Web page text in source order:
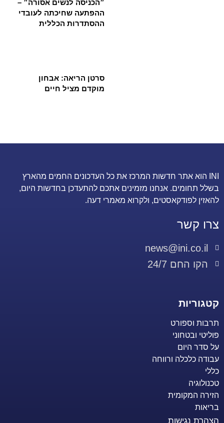
״הכניסה לנשים אסורה״ –
ההפתעה שחיכתה לעובדי
ההסתדרות הכללית
סרטן הריאה: אבחון
מוקדם מציל חיים
INI הוא אתר חדשות המרכז את כל העדכונים החמים מהארץ
בשלל תחומים. אנחנו מזמינים אתכם להתעדכן בחדשות היום,
להאזין לפודקאסטים, ולקרוא מאמרי דעה.
צרו קשר
news@ini.co.il
הקו החם 24/7
קטגוריות
תרבות וספורט
פוליטי ובטחוני
על סדר היום
עבודה כלכלה ורווחה
כללי
טכנולוגיה
הזירה המקומית
בריאות
הצהרת נגישות